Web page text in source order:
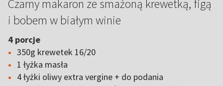
Czarny makaron ze smażoną krewetką, figą
i bobem w białym winie
4 porcje
350g krewetek 16/20
1 łyżka masła
4 łyżki oliwy extra vergine + do podania